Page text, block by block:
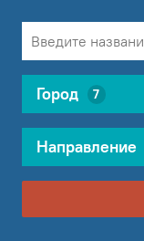
Город 7
Направление